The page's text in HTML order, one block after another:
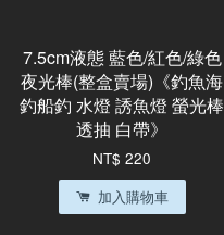
7.5cm液態 藍色/紅色/綠色
夜光棒(整盒賣場)《釣魚海
釣船釣 水燈 誘魚燈 螢光棒
透抽 白帶》
NT$ 220
加入購物車